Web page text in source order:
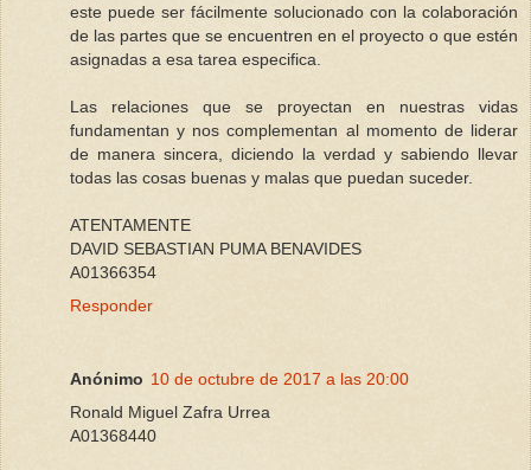
este puede ser fácilmente solucionado con la colaboración
de las partes que se encuentren en el proyecto o que estén
asignadas a esa tarea especifica.
Las relaciones que se proyectan en nuestras vidas
fundamentan y nos complementan al momento de liderar
de manera sincera, diciendo la verdad y sabiendo llevar
todas las cosas buenas y malas que puedan suceder.
ATENTAMENTE
DAVID SEBASTIAN PUMA BENAVIDES
A01366354
Responder
Anónimo 10 de octubre de 2017 a las 20:00
Ronald Miguel Zafra Urrea
A01368440